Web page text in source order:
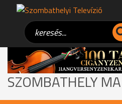
SZOMBATHELY MA